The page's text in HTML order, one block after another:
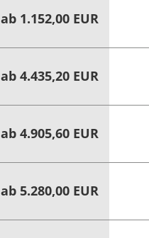
ab 1.152,00 EUR
ab 4.435,20 EUR
ab 4.905,60 EUR
ab 5.280,00 EUR